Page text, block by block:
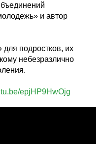
и автор
подростков, их
небезразлично
epjHP9HwOjg